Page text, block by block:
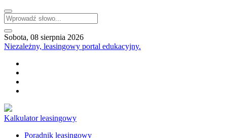
Sobota, 08 sierpnia 2026
Niezależny, leasingowy portal edukacyjny.
Kalkulator leasingowy
Poradnik leasingowy